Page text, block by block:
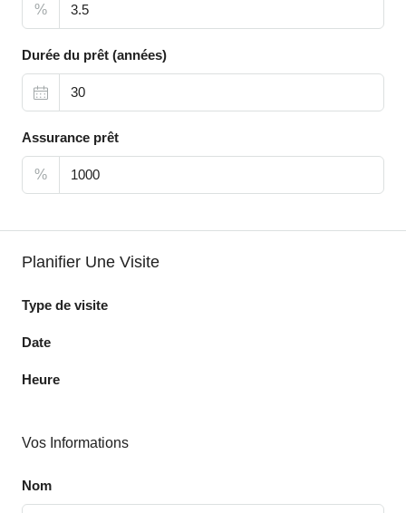
%
Durée du prêt (années)
Assurance prêt
%
Planifier Une Visite
Type de visite
Date
Heure
Vos Informations
Nom